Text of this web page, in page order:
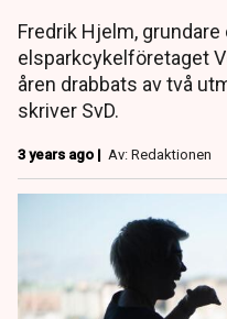
Fredrik Hjelm,
elsparkcykelföretaget
åren drabbats av två
skriver SvD.
3 years ago | Av: Redaktionen